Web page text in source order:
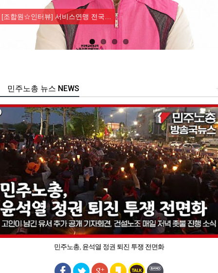
[강릉,속초,원주,춘천] 폭염감시…
주노총 뉴스 NEWS
민주노총, 윤석열 정권 퇴진 투쟁 전면화